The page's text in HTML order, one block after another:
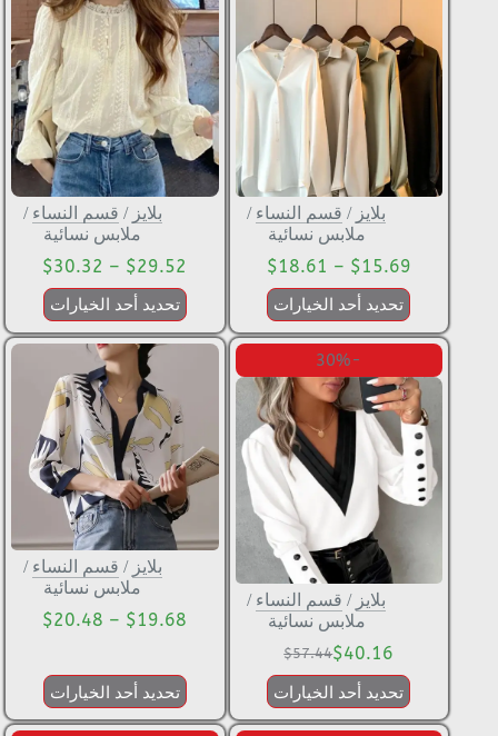
بلايز / قسم النساء /
ملابس نسائية
$15.69
–
$18.61
تحديد أحد الخيارات
بلايز / قسم النساء /
ملابس نسائية
$29.52
–
$30.32
تحديد أحد الخيارات
-30%
بلايز / قسم النساء /
ملابس نسائية
$57.44$40.16
تحديد أحد الخيارات
بلايز / قسم النساء /
ملابس نسائية
$19.68
–
$20.48
تحديد أحد الخيارات